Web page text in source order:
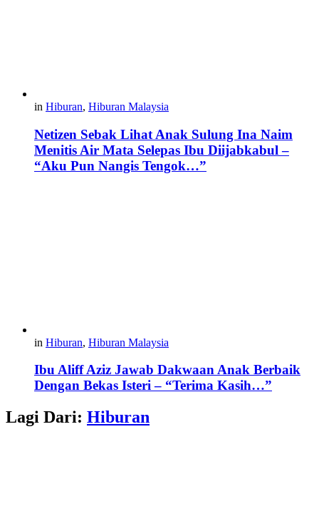
in Hiburan, Hiburan Malaysia
Netizen Sebak Lihat Anak Sulung Ina Naim
Menitis Air Mata Selepas Ibu Diijabkabul –
“Aku Pun Nangis Tengok…”
in Hiburan, Hiburan Malaysia
Ibu Aliff Aziz Jawab Dakwaan Anak Berbaik
Dengan Bekas Isteri – “Terima Kasih…”
Lagi Dari: Hiburan